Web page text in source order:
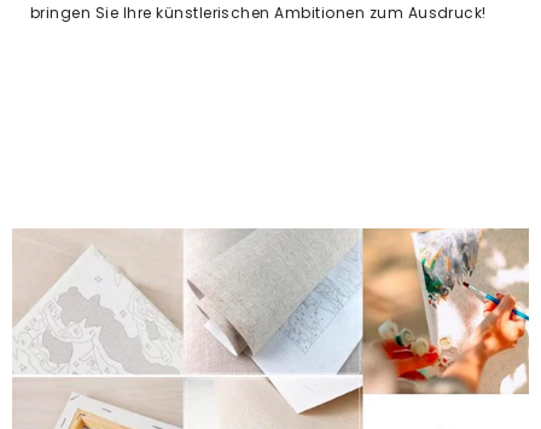
bringen Sie Ihre künstlerischen Ambitionen zum Ausdruck!